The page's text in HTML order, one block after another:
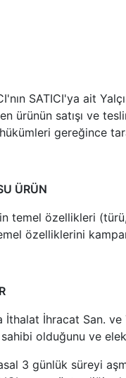
SATICI'ya ait
ürünün satışı ve
gereğince
ÜRÜN
temel özellikleri
özelliklerini
İthalat İhracat San.
olduğunu ve
3 günlük süreyi